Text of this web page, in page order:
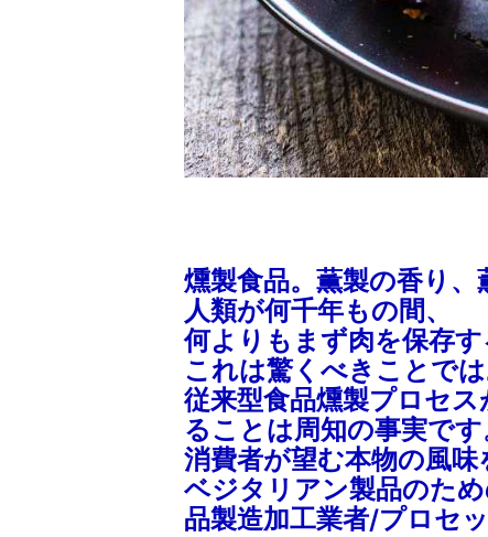
燻製食品。薫製の香り
人類が何千年もの間、
何よりもまず肉を保存
これは驚くべきことでは
従来型食品燻製プロセ
ることは周知の事実で
消費者が望む本物の風味
ベジタリアン製品のた
品製造加工業者/プロセ